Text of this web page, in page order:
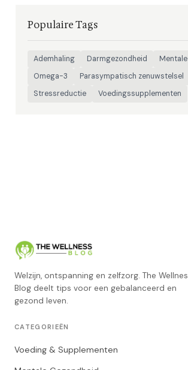
Populaire Tags
Ademhaling Darmgezondheid
Omega-3
Parasympatisch zenuwstelsel
Stressreductie
Voedingssupplementen
Welzijn, ontspanning en zelfzorg. The
Blog deelt tips voor een gebalanceerd en
gezond leven.
CATEGORIEËN
Voeding & Supplementen